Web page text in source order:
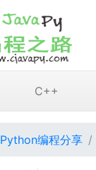
C++
Python编程分享